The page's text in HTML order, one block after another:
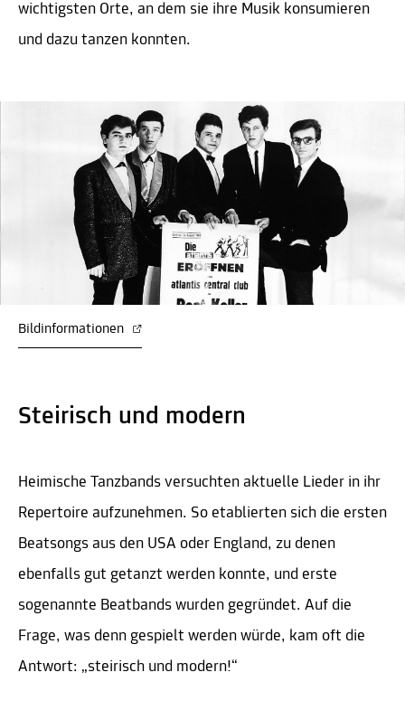
wichtigsten Orte, an dem sie ihre Musik konsumieren
und dazu tanzen konnten.
Bildinformationen
Steirisch und modern
Heimische Tanzbands versuchten aktuelle Lieder in ihr
Repertoire aufzunehmen. So etablierten sich die ersten
Beatsongs aus den USA oder England, zu denen
ebenfalls gut getanzt werden konnte, und erste
sogenannte Beatbands wurden gegründet. Auf die
Frage, was denn gespielt werden würde, kam oft die
Antwort: „steirisch und modern!“